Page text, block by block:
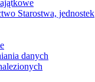
Starostwa, jednostek
danych